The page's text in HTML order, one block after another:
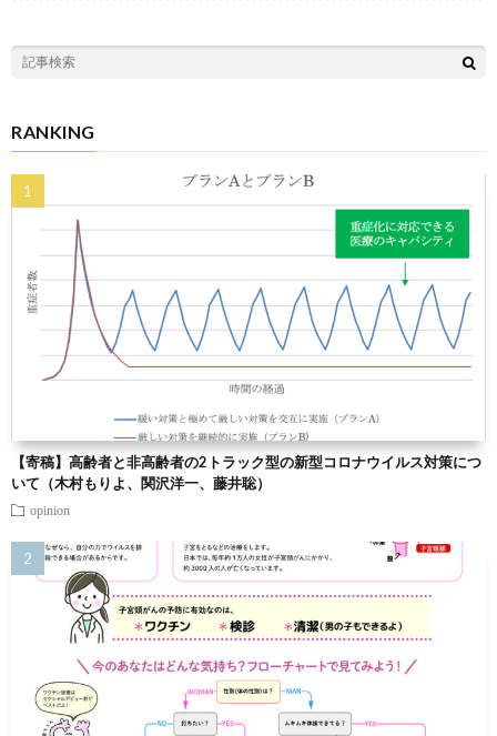
RANKING
【寄稿】高齢者と非高齢者の2トラック型の新型コロナウイルス対策につ
いて（木村もりよ、関沢洋一、藤井聡）
opinion